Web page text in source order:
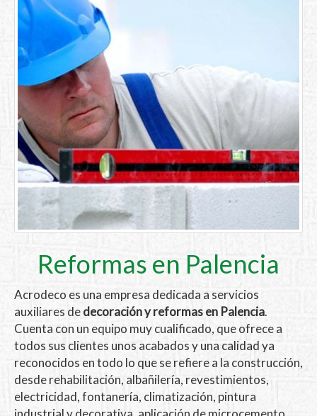
Reformas en Palencia
Acrodeco es una empresa dedicada a servicios
auxiliares dedecoración y reformas en Palencia.
Cuenta con un equipo muy cualificado, que ofrece a
todos sus clientes unos acabados y una calidad ya
reconocidos en todo lo que se refiere a la construcción,
desde rehabilitación, albañilería, revestimientos,
electricidad, fontanería, climatización, pintura